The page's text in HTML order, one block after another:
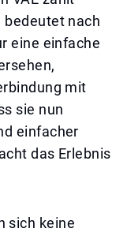
bedeutet nach
eine einfache
mit
sie nun
einfacher
das Erlebnis
sich keine